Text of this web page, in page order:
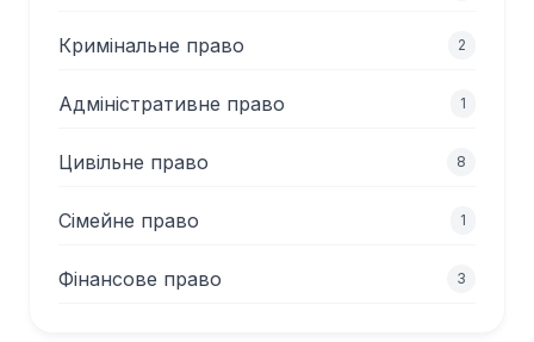
Кримінальне право 2
Адміністративне право 1
Цивільне право 8
Сімейне право 1
Фінансове право 3